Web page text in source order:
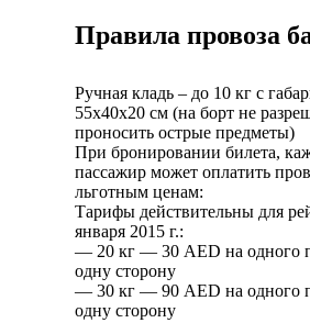
Правила провоза
Ручная кладь – до 10 кг с
55х40х20 см (на борт не
проносить острые предметы)
При бронировании билета,
пассажир может оплатить
льготным ценам:
Тарифы действительны для
января 2015 г.:
— 20 кг — 30 AED на одного
одну сторону
— 30 кг — 90 AED на одного
одну сторону